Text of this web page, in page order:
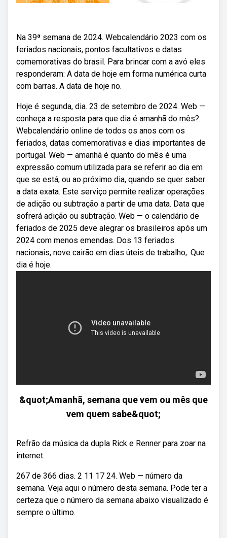
Na 39ª semana de 2024. Webcalendário 2023 com os
feriados nacionais, pontos facultativos e datas
comemorativas do brasil. Para brincar com a avó eles
responderam: A data de hoje em forma numérica curta
com barras. A data de hoje no.
Hoje é segunda, dia. 23 de setembro de 2024. Web —
conheça a resposta para que dia é amanhã do mês?.
Webcalendário online de todos os anos com os
feriados, datas comemorativas e dias importantes de
portugal. Web — amanhã é quanto do mês é uma
expressão comum utilizada para se referir ao dia em
que se está, ou ao próximo dia, quando se quer saber
a data exata. Este serviço permite realizar operações
de adição ou subtração a partir de uma data. Data que
sofrerá adição ou subtração. Web — o calendário de
feriados de 2025 deve alegrar os brasileiros após um
2024 com menos emendas. Dos 13 feriados
nacionais, nove cairão em dias úteis de trabalho,. Que
dia é hoje.
&quot;Amanhã, semana que vem ou mês que
vem quem sabe&quot;
Refrão da música da dupla Rick e Renner para zoar na
internet.
267 de 366 dias. 2 11 17 24. Web — número da
semana. Veja aqui o número desta semana. Pode ter a
certeza que o número da semana abaixo visualizado é
sempre o último.